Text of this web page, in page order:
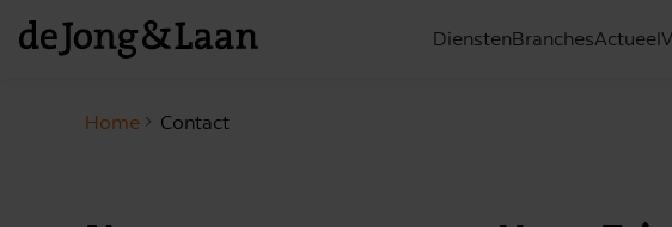
DienstenBranchesActueel
Home Contact